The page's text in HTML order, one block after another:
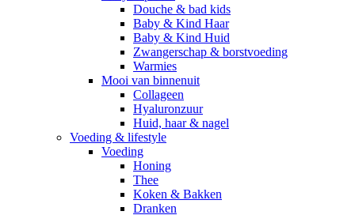
Douche & bad kids
Baby & Kind Haar
Baby & Kind Huid
Zwangerschap & borstvoeding
Warmies
Mooi van binnenuit
Collageen
Hyaluronzuur
Huid, haar & nagel
Voeding & lifestyle
Voeding
Honing
Thee
Koken & Bakken
Dranken